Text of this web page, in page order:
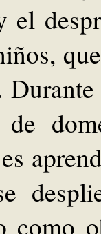
el
como